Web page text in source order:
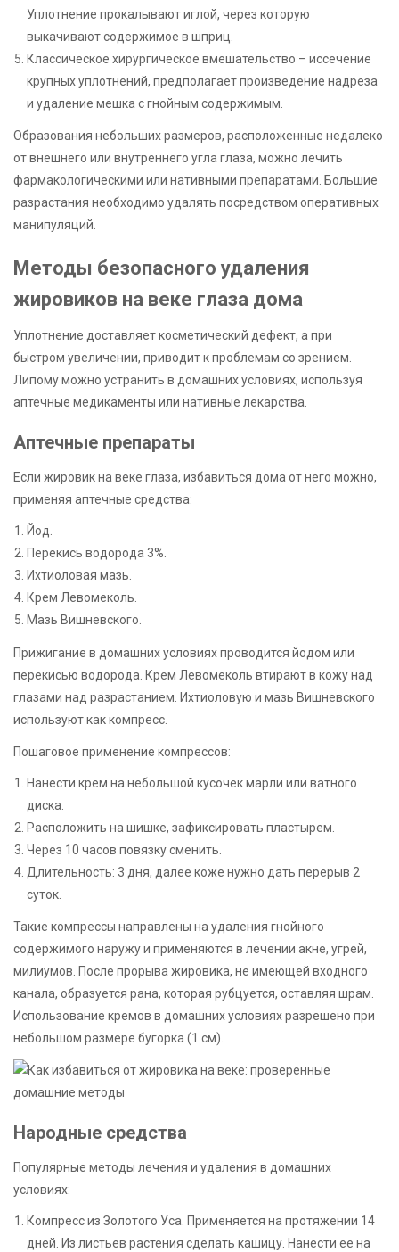
Уплотнение прокалывают иглой, через которую
выкачивают содержимое в шприц.
Классическое хирургическое вмешательство – иссечение
крупных уплотнений, предполагает произведение надреза
и удаление мешка с гнойным содержимым.
Образования небольших размеров, расположенные недалеко
от внешнего или внутреннего угла глаза, можно лечить
фармакологическими или нативными препаратами. Большие
разрастания необходимо удалять посредством оперативных
манипуляций.
Методы безопасного удаления
жировиков на веке глаза дома
Уплотнение доставляет косметический дефект, а при
быстром увеличении, приводит к проблемам со зрением.
Липому можно устранить в домашних условиях, используя
аптечные медикаменты или нативные лекарства.
Аптечные препараты
Если жировик на веке глаза, избавиться дома от него можно,
применяя аптечные средства:
Йод.
Перекись водорода 3%.
Ихтиоловая мазь.
Крем Левомеколь.
Мазь Вишневского.
Прижигание в домашних условиях проводится йодом или
перекисью водорода. Крем Левомеколь втирают в кожу над
глазами над разрастанием. Ихтиоловую и мазь Вишневского
используют как компресс.
Пошаговое применение компрессов:
Нанести крем на небольшой кусочек марли или ватного
диска.
Расположить на шишке, зафиксировать пластырем.
Через 10 часов повязку сменить.
Длительность: 3 дня, далее коже нужно дать перерыв 2
суток.
Такие компрессы направлены на удаления гнойного
содержимого наружу и применяются в лечении акне, угрей,
милиумов. После прорыва жировика, не имеющей входного
канала, образуется рана, которая рубцуется, оставляя шрам.
Использование кремов в домашних условиях разрешено при
небольшом размере бугорка (1 см).
Народные средства
Популярные методы лечения и удаления в домашних
условиях:
Компресс из Золотого Уса. Применяется на протяжении 14
дней. Из листьев растения сделать кашицу. Нанести ее на